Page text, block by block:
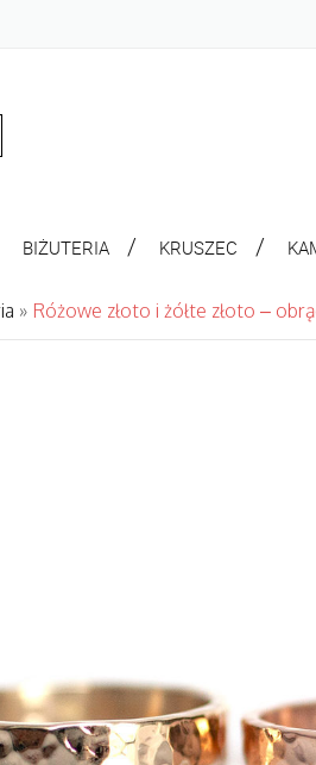
BIŻUTERIA KRUSZEC
» Różowe złoto i żółte złoto –